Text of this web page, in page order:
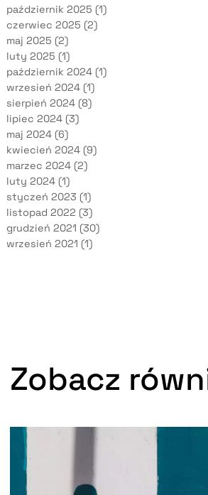
październik 2025 (1)
czerwiec 2025 (2)
maj 2025 (2)
luty 2025 (1)
październik 2024 (1)
wrzesień 2024 (1)
sierpień 2024 (8)
lipiec 2024 (3)
maj 2024 (6)
kwiecień 2024 (9)
marzec 2024 (2)
luty 2024 (1)
styczeń 2023 (1)
listopad 2022 (3)
grudzień 2021 (30)
wrzesień 2021 (1)
Zobacz